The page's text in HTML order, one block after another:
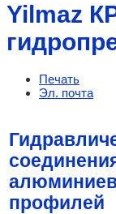
Yilmaz
Печать
Эл. почта
профилей